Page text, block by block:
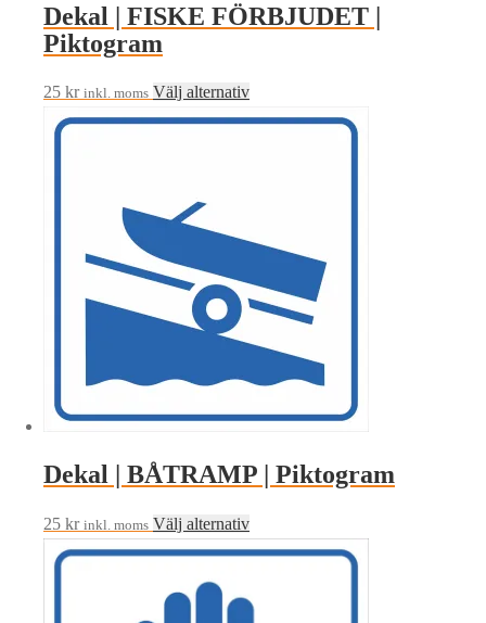
Dekal | FISKE FÖRBJUDET |
Piktogram
25 kr inkl. moms Välj alternativDen
här
De
olika
alternativen
på
produktsidan
Dekal | BÅTRAMP | Piktogram
25 kr inkl. moms Välj alternativDen
här
har